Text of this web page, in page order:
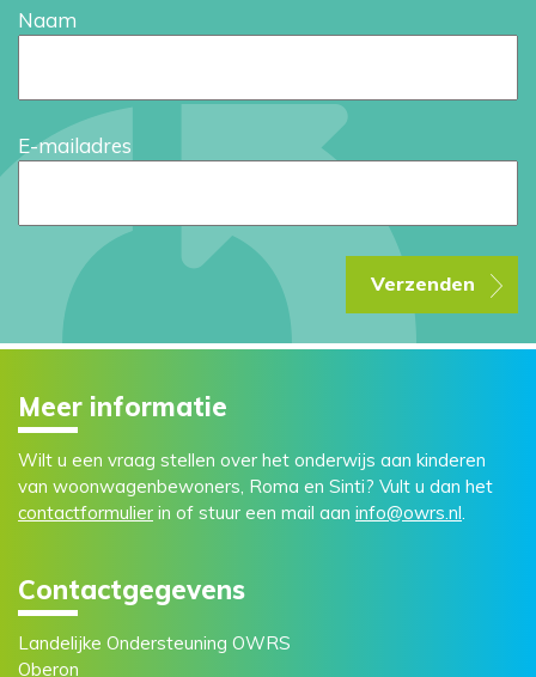
Naam
E-mailadres
Verzenden
Meer informatie
Wilt u een vraag stellen over het onderwijs aan kinderen
van woonwagenbewoners, Roma en Sinti? Vult u dan het
contactformulier in of stuur een mail aan info@owrs.nl.
Contactgegevens
Landelijke Ondersteuning OWRS
Oberon